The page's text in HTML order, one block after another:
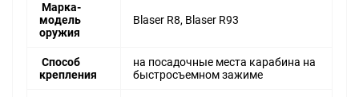
Марка-
модель
оружия
Blaser R8, Blaser R93
Способ
крепления
на посадочные места карабина на
быстросъемном зажиме